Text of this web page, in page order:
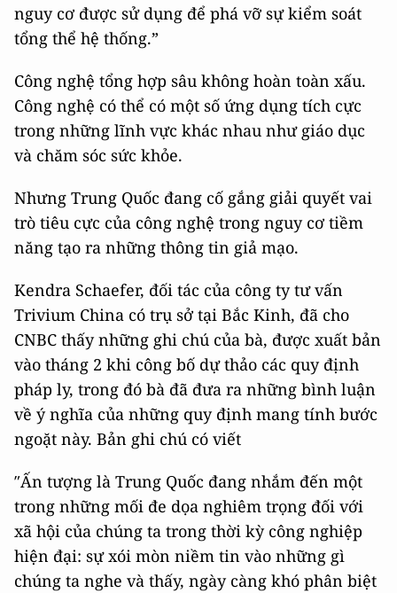
nguy cơ được sử dụng để phá vỡ sự kiểm soát
tổng thể hệ thống.”
Công nghệ tổng hợp sâu không hoàn toàn xấu.
Công nghệ có thể có một số ứng dụng tích cực
trong những lĩnh vực khác nhau như giáo dục
và chăm sóc sức khỏe.
Nhưng Trung Quốc đang cố gắng giải quyết vai
trò tiêu cực của công nghệ trong nguy cơ tiềm
năng tạo ra những thông tin giả mạo.
Kendra Schaefer, đối tác của công ty tư vấn
Trivium China có trụ sở tại Bắc Kinh, đã cho
CNBC thấy những ghi chú của bà, được xuất bản
vào tháng 2 khi công bố dự thảo các quy định
pháp ly, trong đó bà đã đưa ra những bình luận
về ý nghĩa của những quy định mang tính bước
ngoặt này. Bản ghi chú có viết
″Ấn tượng là Trung Quốc đang nhắm đến một
trong những mối đe dọa nghiêm trọng đối với
xã hội của chúng ta trong thời kỳ công nghiệp
hiện đại: sự xói mòn niềm tin vào những gì
chúng ta nghe và thấy, ngày càng khó phân biệt